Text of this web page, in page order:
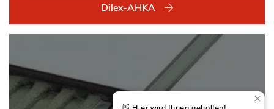
Dilex-AHKA